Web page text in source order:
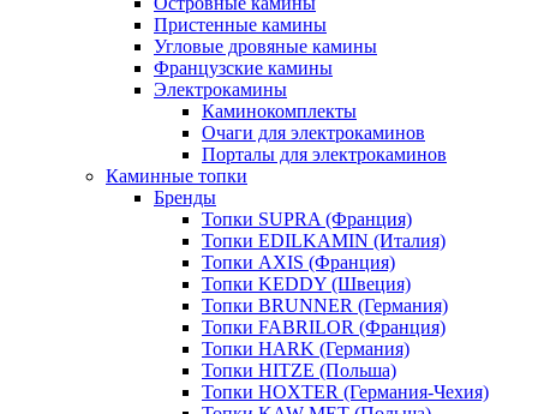
Пристенные камины
Угловые дровяные камины
Французские камины
Электрокамины
Каминокомплекты
Очаги для электрокаминов
Порталы для электрокаминов
Каминные топки
Бренды
Топки SUPRA (Франция)
Топки EDILKAMIN (Италия)
Топки AXIS (Франция)
Топки KEDDY (Швеция)
Топки BRUNNER (Германия)
Топки FABRILOR (Франция)
Топки HARK (Германия)
Топки HITZE (Польша)
Топки HOXTER (Германия-Чехия)